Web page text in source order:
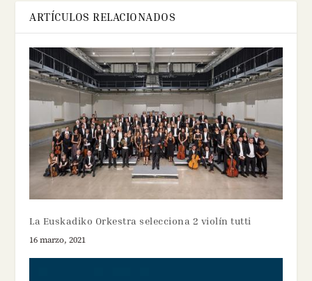
ARTÍCULOS RELACIONADOS
La Euskadiko Orkestra selecciona 2 violín tutti
16 marzo, 2021